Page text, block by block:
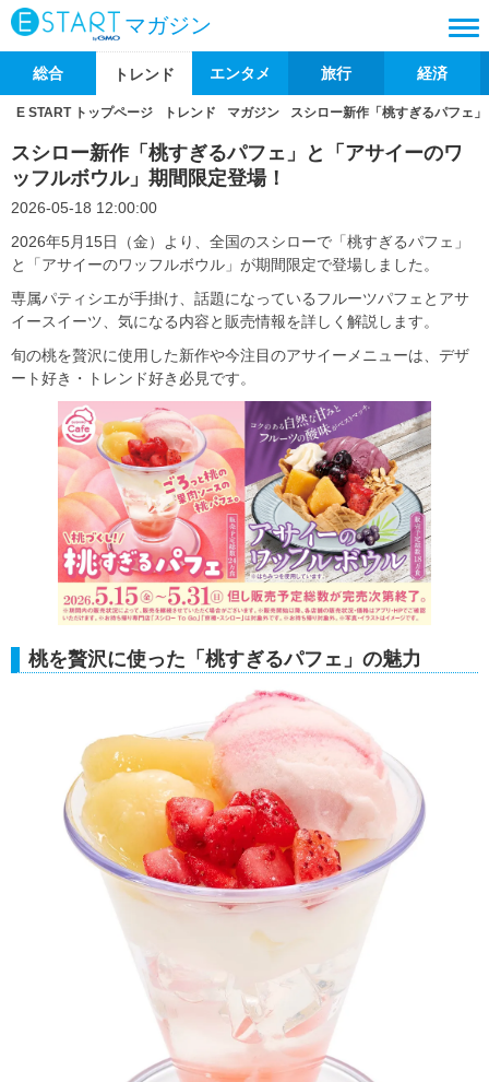
マガジン
総合 トレンド エンタメ 旅行 経済
E START トップページ トレンド マガジン スシロー新作「桃すぎるパフェ
スシロー新作「桃すぎるパフェ」と「アサイーのワ
ッフルボウル」期間限定登場！
2026-05-18 12:00:00
2026年5月15日（金）より、全国のスシローで「桃すぎるパフェ」
と「アサイーのワッフルボウル」が期間限定で登場しました。
専属パティシエが手掛け、話題になっているフルーツパフェとアサ
イースイーツ、気になる内容と販売情報を詳しく解説します。
旬の桃を贅沢に使用した新作や今注目のアサイーメニューは、デザ
ート好き・トレンド好き必見です。
桃を贅沢に使った「桃すぎるパフェ」の魅力